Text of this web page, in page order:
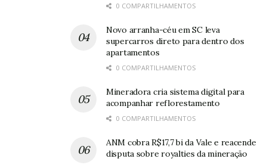
0 COMPARTILHAMENTOS
Novo arranha-céu em SC leva
supercarros direto para dentro dos
apartamentos
0 COMPARTILHAMENTOS
Mineradora cria sistema digital para
acompanhar reflorestamento
0 COMPARTILHAMENTOS
ANM cobra R$17,7 bi da Vale e reacende
disputa sobre royalties da mineração